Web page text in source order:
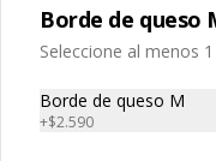
Oscarini
Borde de queso
Seleccione al menos 1
Borde de queso M
+$2.590